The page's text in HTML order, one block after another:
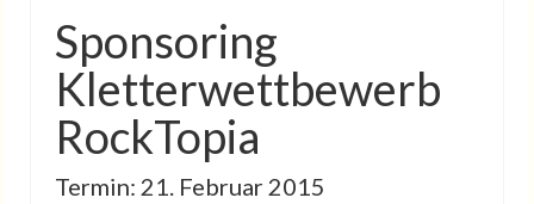
Sponsoring
Kletterwettbewerb
RockTopia
Termin: 21. Februar 2015